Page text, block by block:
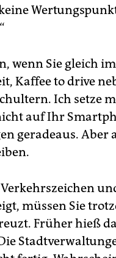
wenn Sie gleich
Kaffee to drive
Ich setze
auf Ihr
geradeaus. Aber
müssen Sie
Früher hieß